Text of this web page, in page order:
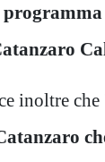
inoltre che